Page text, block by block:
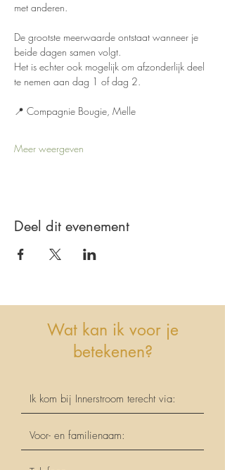
met anderen.
De grootste meerwaarde ontstaat wanneer je
beide dagen samen volgt.
Het is echter ook mogelijk om afzonderlijk deel
te nemen aan dag 1 of dag 2.
📍 Compagnie Bougie, Melle
Meer weergeven
Deel dit evenement
Wat kan ik voor je
betekenen?